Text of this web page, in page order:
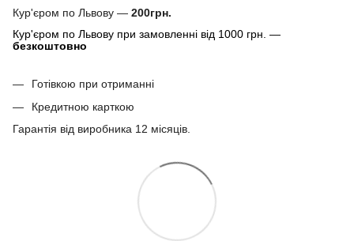
Кур'єром по Львову — 200грн.
Кур'єром по Львову при замовленні від 1000 грн. —
безкоштовно
Готівкою при отриманні
Кредитною карткою
Гарантія від виробника 12 місяців.